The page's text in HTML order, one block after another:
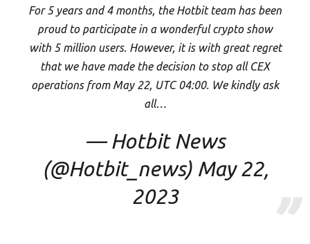
For 5 years and 4 months, the Hotbit team has been
proud to participate in a wonderful crypto show
with 5 million users. However, it is with great regret
that we have made the decision to stop all CEX
operations from May 22, UTC 04:00. We kindly ask
all…
— Hotbit News
(@Hotbit_news) May 22,
2023